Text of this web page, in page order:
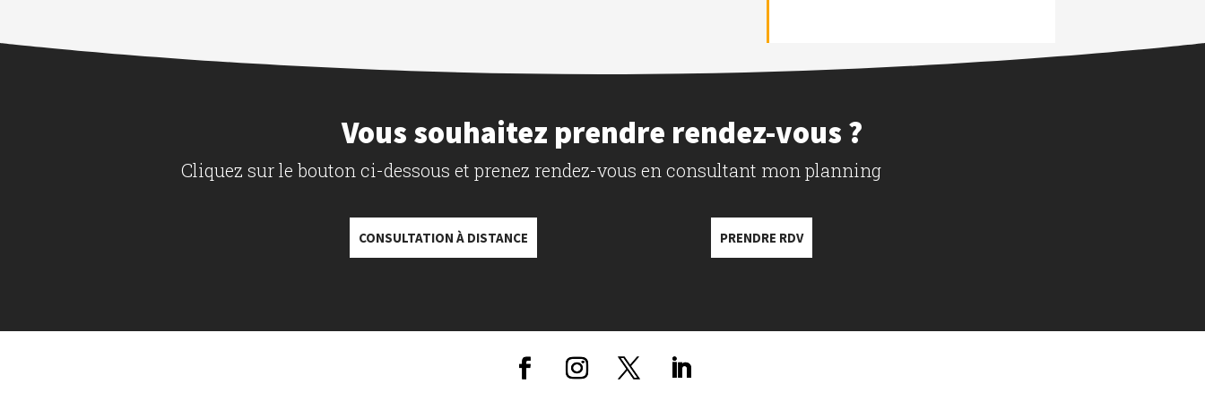
Vous souhaitez prendre rendez-vous ?
Cliquez sur le bouton ci-dessous et prenez rendez-vous en consultant mon planning
CONSULTATION À DISTANCE PRENDRE RDV